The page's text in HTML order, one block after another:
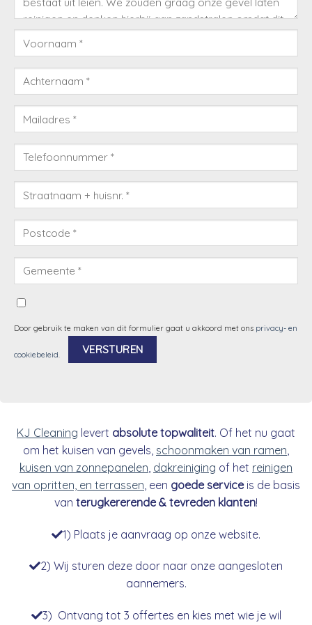
Door gebruik te maken van dit formulier gaat u akkoord met ons privacy- en
cookiebeleid.
KJ Cleaning levert absolute topwaliteit. Of het nu gaat
om het kuisen van gevels, schoonmaken van ramen
kuisen van zonnepanelen dakreiniging of het reinigen
van opritten, en terrassen , een goede serviceis de basis
van terugkererende & tevreden klanten!
1) Plaats je aanvraag op onze website.
2) Wij sturen deze door naar onze aangesloten
aannemers.
3) Ontvang tot 3 offertes en kies met wie je wil